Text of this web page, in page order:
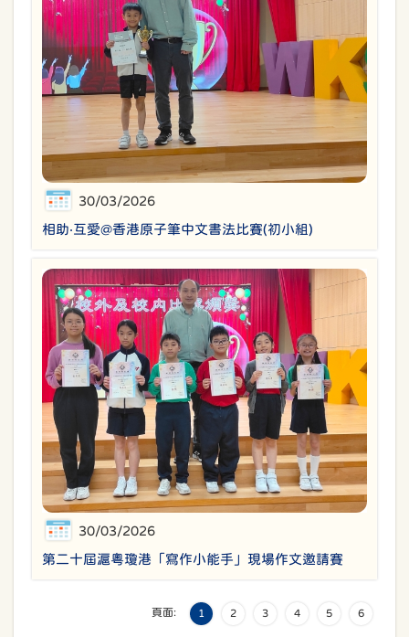
30/03/2026
相助‧互愛@香港原子筆中文書法比賽(初小組)
30/03/2026
第二十屆滬粵瓊港「寫作小能手」現場作文邀請賽
頁面: 1 2 3 4 5 6